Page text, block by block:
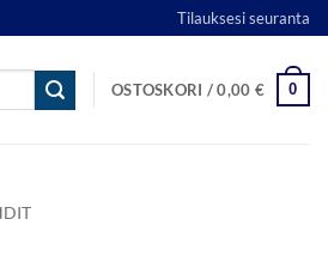
Tilauksesi seuranta
OSTOSKORI /0,00 € 0